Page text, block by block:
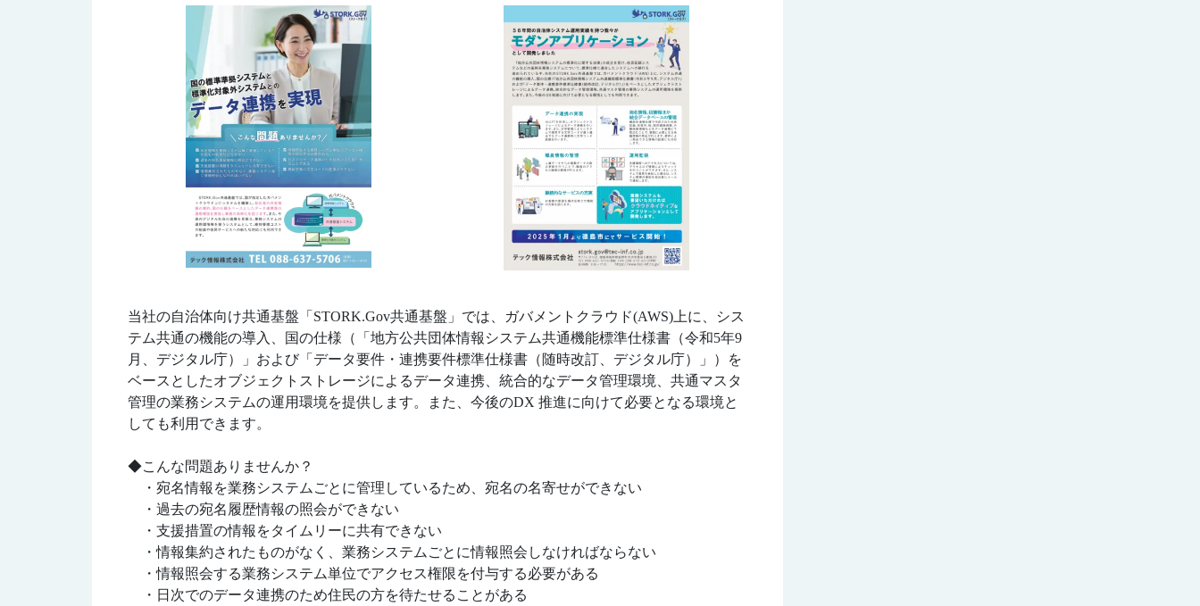
当社の自治体向け共通基盤「STORK.Gov共通基盤」では、ガバメントクラウド(AWS)上に、シス
テム共通の機能の導入、国の仕様（「地方公共団体情報システム共通機能標準仕様書（令和5年9
月、デジタル庁）」および「データ要件・連携要件標準仕様書（随時改訂、デジタル庁）」）を
ベースとしたオブジェクトストレージによるデータ連携、統合的なデータ管理環境、共通マスタ
管理の業務システムの運用環境を提供します。また、今後のDX 推進に向けて必要となる環境と
しても利用できます。
◆こんな問題ありませんか？
・宛名情報を業務システムごとに管理しているため、宛名の名寄せができない
・過去の宛名履歴情報の照会ができない
・支援措置の情報をタイムリーに共有できない
・情報集約されたものがなく、業務システムごとに情報照会しなければならない
・情報照会する業務システム単位でアクセス権限を付与する必要がある
・日次でのデータ連携のため住民の方を待たせることがある